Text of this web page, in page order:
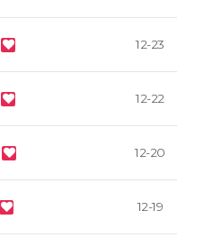
12-23
12-22
12-20
12-19